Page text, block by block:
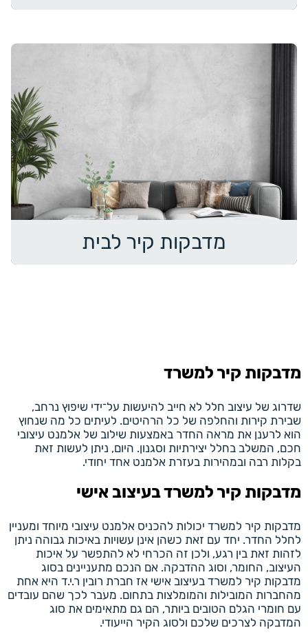
מדבקות קיר לבית
מדבקות קיר למשרד
שדרוג של עיצוב חלל לא חייב להיעשות על־ידי שיפוץ נרחב,
שבירת קירות והחלפה של כל הרהיטים. לעיתים כל מה שנחוץ
הוא לרענן את מראה החדר באמצעות שילוב של אלמנט עיצובי
חכם, המשלב בחלל יצירתיות וסגנון. היום, ניתן לעשות זאת
בקלות רבה ובמהירות בעזרת אלמנט אחד יחודי.
מדבקות קיר למשרד בעיצוב אישי
מדבקות קיר למשרד יכולות להכניס אלמנט עיצובי מיוחד ומעניין
לחלל החדר. יחד עם זאת כשהן אינן עשויות באיכות גבוהה ניתן
לזהות זאת בין רגע, ולכן זה הכרחי לא להתפשר על איכות
העיצוב, החומר, וסוג ההדבקה. אם הנכם מתעניינים בסוג
מדבקות קיר למשרד בעיצוב אישי אז חברת רובין ר.י.ד היא אחת
מהחברות המובילות והמומלצות בתחום. מעבר לכך שהם עובדים
עם חומרי הגלם הטובים ביותר, הם גם מתאימים את סוג
המדבקה לצרכים שלכם ולסוג הקיר הייעודי.